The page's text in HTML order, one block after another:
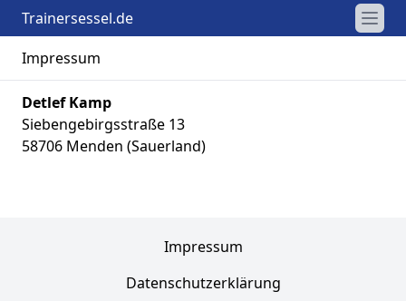
Trainersessel.de
Impressum
Detlef Kamp
Siebengebirgsstraße 13
58706 Menden (Sauerland)
Impressum
Datenschutzerklärung